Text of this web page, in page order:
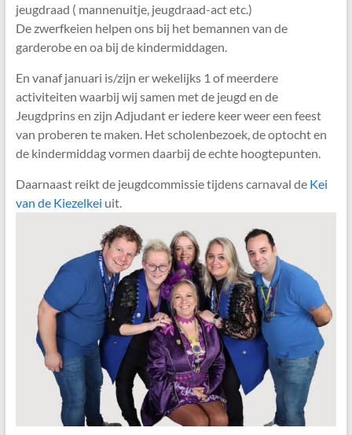
jeugdraad ( mannenuitje, jeugdraad-act etc.)
De zwerfkeien helpen ons bij het bemannen van de
garderobe en oa bij de kindermiddagen.
En vanaf januari is/zijn er wekelijks 1 of meerdere
activiteiten waarbij wij samen met de jeugd en de
Jeugdprins en zijn Adjudant er iedere keer weer een feest
van proberen te maken. Het scholenbezoek, de optocht en
de kindermiddag vormen daarbij de echte hoogtepunten.
Daarnaast reikt de jeugdcommissie tijdens carnaval de Kei
van de Kiezelkei uit.